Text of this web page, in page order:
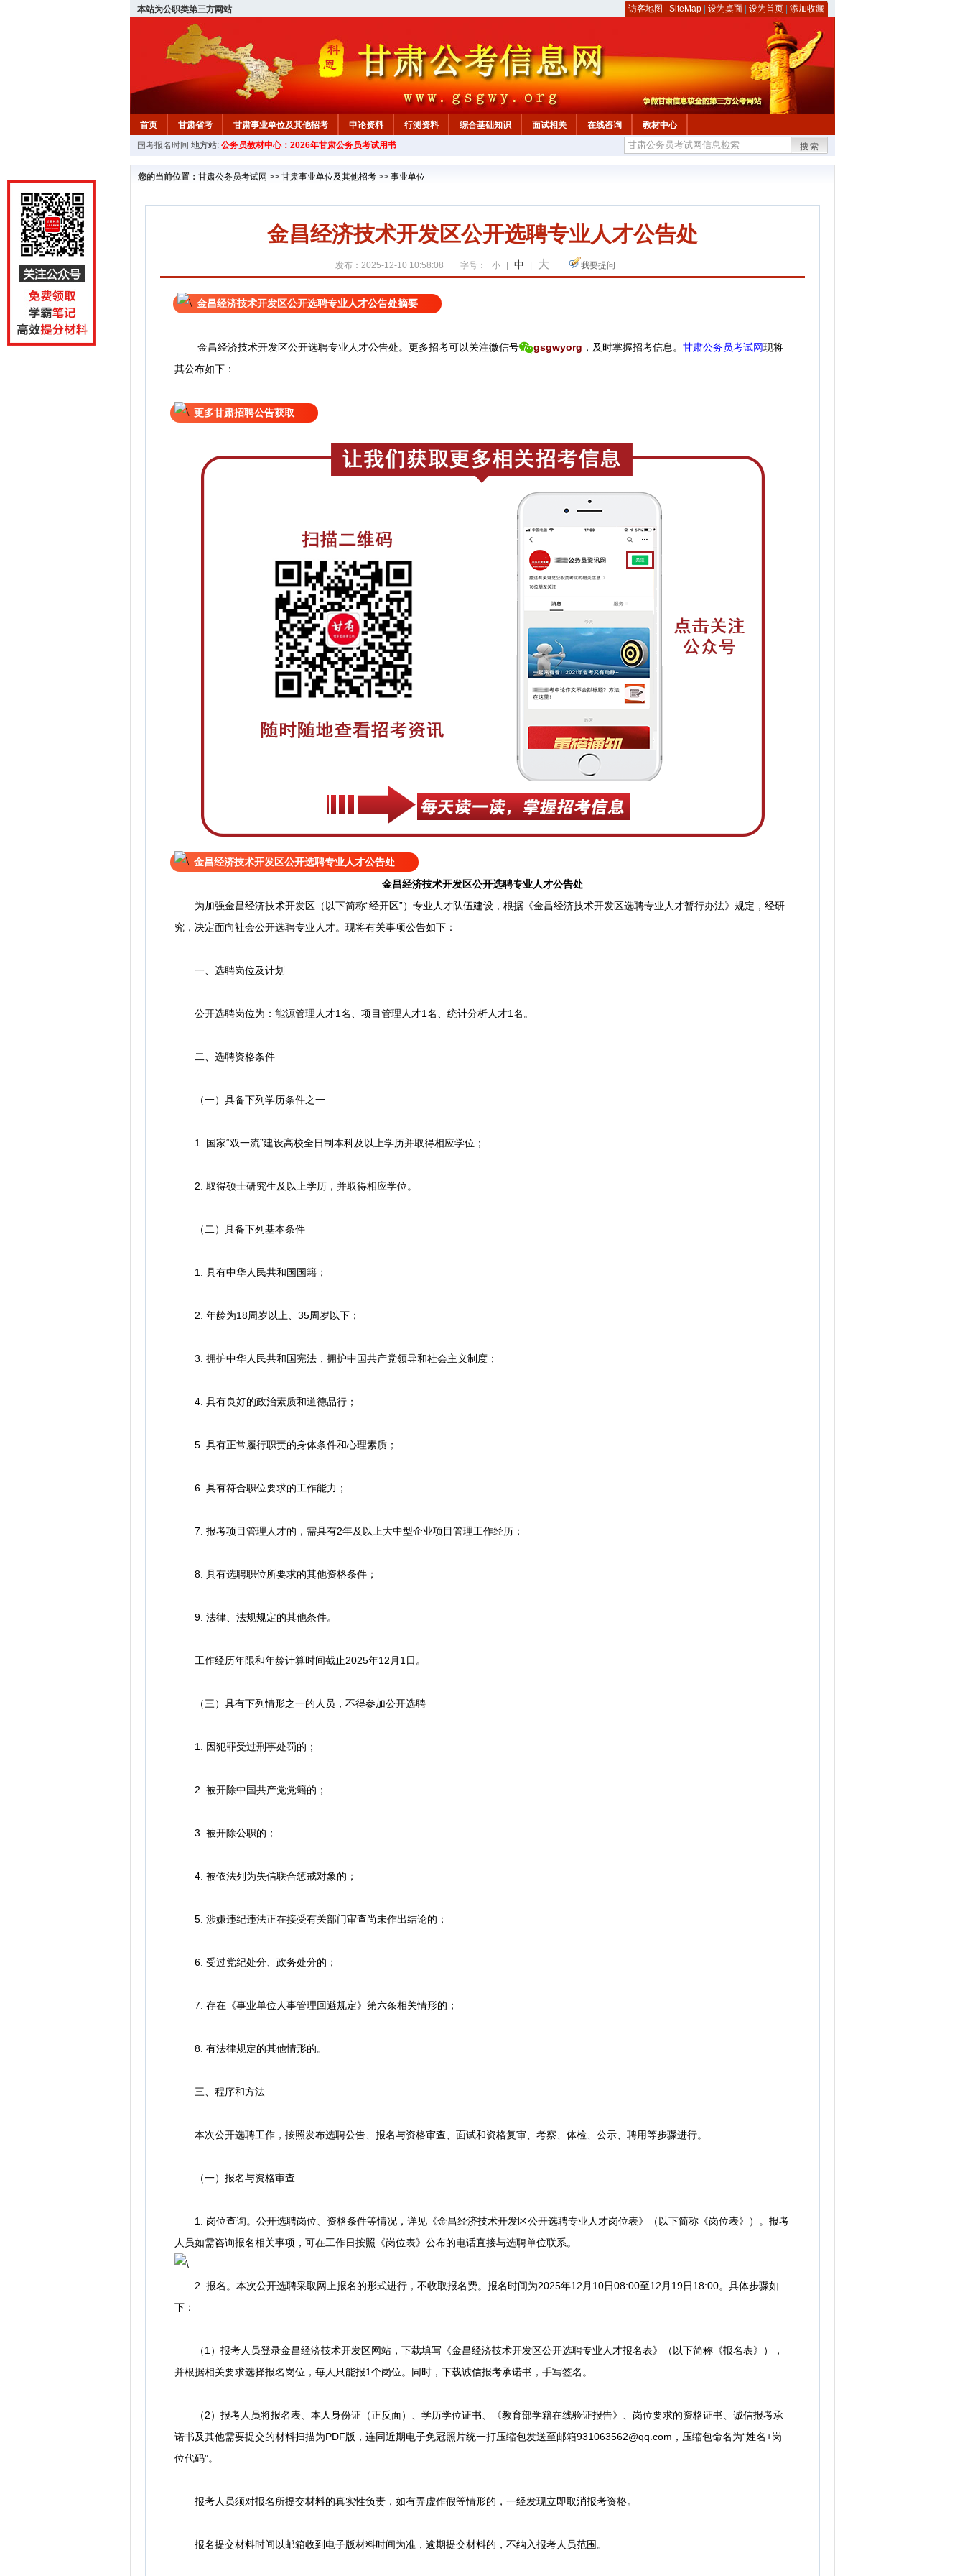
本站为公职类第三方网站 访客地图 SiteMap 设为桌面 设为首页 添加收藏
首页 甘肃省考 甘肃事业单位及其他招考 申论资料 行测资料 综合基础知识 面试相关 在线咨询
教材中心
国考报名时间 地方站: 公务员教材中心：2026年甘肃公务员考试用书 搜索
您的当前位置： 甘肃公务员考试网 >> 甘肃事业单位及其他招考 >> 事业单位
金昌经济技术开发区公开选聘专业人才公告处
发布：2025-12-10 10:58:08 字号： 小 中 大 我要提问
金昌经济技术开发区公开选聘专业人才公告处摘要
金昌经济技术开发区公开选聘专业人才公告处。 更多招考可以关注微信号 gsgwyorg ， 及时掌握招考信息。 甘肃公务员考试网现将
其公布如下：
更多甘肃招聘公告获取
金昌经济技术开发区公开选聘专业人才公告处
金昌经济技术开发区公开选聘专业人才公告处
为加强金昌经济技术开发区（以下简称“经开区”）专业人才队伍建设，根据《金昌经济技术开发区选聘专业人才暂行办法》规定，经研
究，决定面向社会公开选聘专业人才。现将有关事项公告如下：
一、选聘岗位及计划
公开选聘岗位为：能源管理人才1名、项目管理人才1名、统计分析人才1名。
二、选聘资格条件
（一）具备下列学历条件之一
1. 国家“双一流”建设高校全日制本科及以上学历并取得相应学位；
2. 取得硕士研究生及以上学历，并取得相应学位。
（二）具备下列基本条件
1. 具有中华人民共和国国籍；
2. 年龄为18周岁以上、35周岁以下；
3. 拥护中华人民共和国宪法，拥护中国共产党领导和社会主义制度；
4. 具有良好的政治素质和道德品行；
5. 具有正常履行职责的身体条件和心理素质；
6. 具有符合职位要求的工作能力；
7. 报考项目管理人才的，需具有2年及以上大中型企业项目管理工作经历；
8. 具有选聘职位所要求的其他资格条件；
9. 法律、法规规定的其他条件。
工作经历年限和年龄计算时间截止2025年12月1日。
（三）具有下列情形之一的人员，不得参加公开选聘
1. 因犯罪受过刑事处罚的；
2. 被开除中国共产党党籍的；
3. 被开除公职的；
4. 被依法列为失信联合惩戒对象的；
5. 涉嫌违纪违法正在接受有关部门审查尚未作出结论的；
6. 受过党纪处分、政务处分的；
7. 存在《事业单位人事管理回避规定》第六条相关情形的；
8. 有法律规定的其他情形的。
三、程序和方法
本次公开选聘工作，按照发布选聘公告、报名与资格审查、面试和资格复审、考察、体检、公示、聘用等步骤进行。
（一）报名与资格审查
1. 岗位查询。公开选聘岗位、资格条件等情况，详见《金昌经济技术开发区公开选聘专业人才岗位表》（以下简称《岗位表》）。报考
人员如需咨询报名相关事项，可在工作日按照《岗位表》公布的电话直接与选聘单位联系。
2. 报名。本次公开选聘采取网上报名的形式进行，不收取报名费。报名时间为2025年12月10日08:00至12月19日18:00。具体步骤如
下：
（1）报考人员登录金昌经济技术开发区网站，下载填写《金昌经济技术开发区公开选聘专业人才报名表》（以下简称《报名表》），
并根据相关要求选择报名岗位，每人只能报1个岗位。同时，下载诚信报考承诺书，手写签名。
（2）报考人员将报名表、本人身份证（正反面）、学历学位证书、《教育部学籍在线验证报告》、岗位要求的资格证书、诚信报考承
诺书及其他需要提交的材料扫描为PDF版，连同近期电子免冠照片统一打压缩包发送至邮箱931063562@qq.com，压缩包命名为“姓名+岗
位代码”。
报考人员须对报名所提交材料的真实性负责，如有弄虚作假等情形的，一经发现立即取消报考资格。
报名提交材料时间以邮箱收到电子版材料时间为准，逾期提交材料的，不纳入报考人员范围。